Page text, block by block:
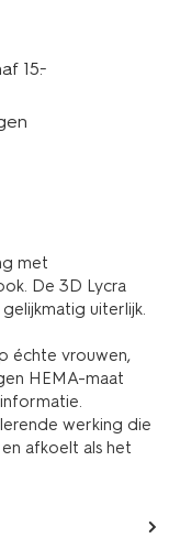
15.-
met
De 3D Lycra
uiterlijk.
échte vrouwen,
HEMA-maat
werking die
afkoelt als het